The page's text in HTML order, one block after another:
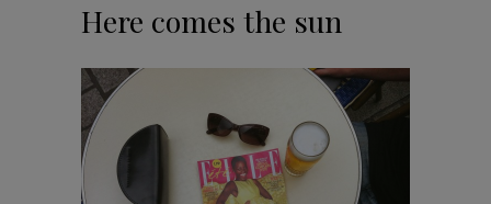
Here comes the sun